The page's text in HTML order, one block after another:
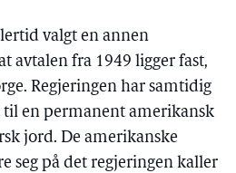
valgt en annen
avtalen fra 1949 ligger fast,
Regjeringen har samtidig
en permanent amerikansk
jord. De amerikanske
seg på det regjeringen kaller